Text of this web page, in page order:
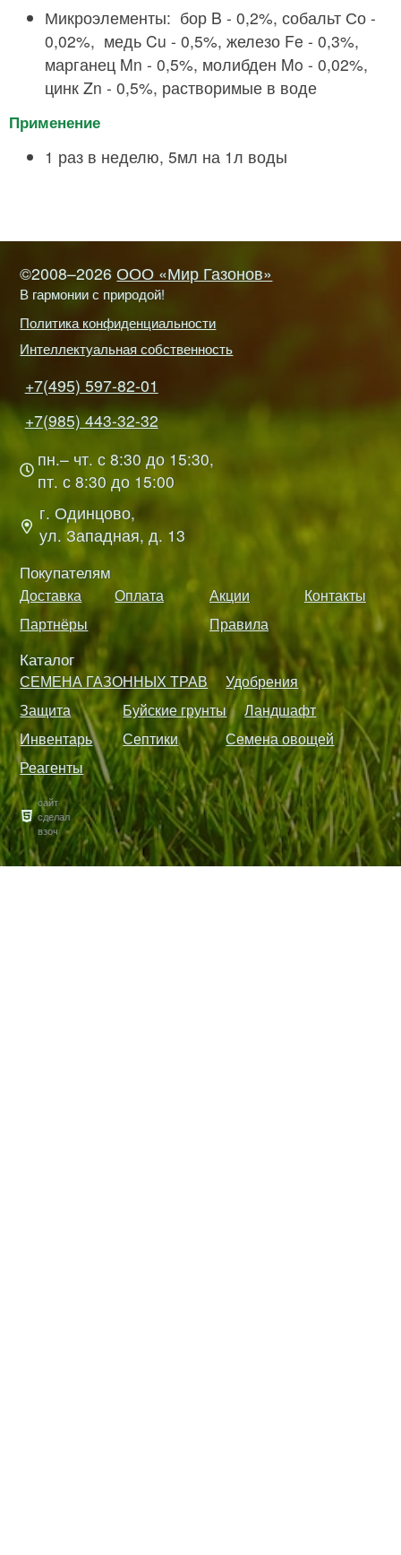
Микроэлементы: бор B - 0,2%, собальт Со -
0,02%, медь Cu - 0,5%, железо Fe - 0,3%,
марганец Mn - 0,5%, молибден Mo - 0,02%,
цинк Zn - 0,5%, растворимые в воде
Применение
1 раз в неделю, 5мл на 1л воды
©2008–2026 ООО «Мир Газонов»
В гармонии с природой!
Политика конфиденциальности
Интеллектуальная собственность
+7(495) 597-82-01
+7(985) 443-32-32
пн.– чт. с 8:30 до 15:30,
пт. с 8:30 до 15:00
г. Одинцово,
ул. Западная, д. 13
Покупателям
Доставка Оплата Акции
Контакты
Партнёры
Правила
Каталог
СЕМЕНА ГАЗОННЫХ ТРАВ
Удобрения
Защита
Буйские грунты
Ландшафт
Инвентарь
Септики
Семена овощей
Реагенты
сайт
сделал
взоч